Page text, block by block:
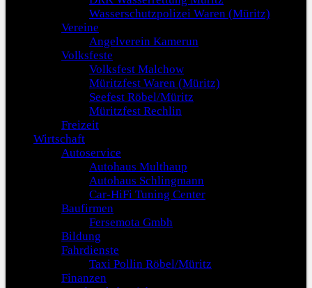
Wasserschutzpolizei Waren (Müritz)
Vereine
Angelverein Kamerun
Volksfeste
Volksfest Malchow
Müritzfest Waren (Müritz)
Seefest Röbel/Müritz
Müritzfest Rechlin
Freizeit
Wirtschaft
Autoservice
Autohaus Multhaup
Autohaus Schlingmann
Car-HiFi Tuning Center
Baufirmen
Fersemota Gmbh
Bildung
Fahrdienste
Taxi Pollin Röbel/Müritz
Finanzen